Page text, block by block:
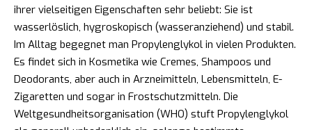
ihrer vielseitigen Eigenschaften sehr beliebt: Sie ist
wasserlöslich, hygroskopisch (wasseranziehend) und stabil.
Im Alltag begegnet man Propylenglykol in vielen Produkten.
Es findet sich in Kosmetika wie Cremes, Shampoos und
Deodorants, aber auch in Arzneimitteln, Lebensmitteln, E-
Zigaretten und sogar in Frostschutzmitteln. Die
Weltgesundheitsorganisation (WHO) stuft Propylenglykol